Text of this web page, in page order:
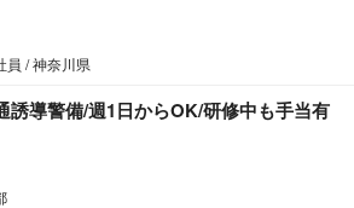
員 / 神奈川県
誘導警備/週1日からOK/研修中も手当有